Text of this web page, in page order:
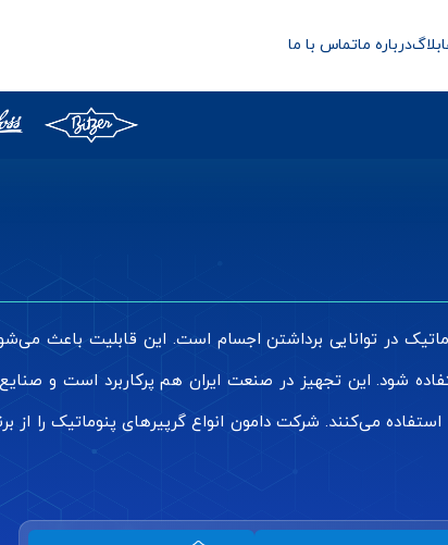
بلاگدرباره ماتماس با ما
در توانایی برداشتن اجسام است. این قابلیت باعث
شود. این تجهیز در صنعت ایران هم پرکاربرد است و صنایع
می‌کنند. شرکت دامون انواع گرپیرهای پنوماتیک را از